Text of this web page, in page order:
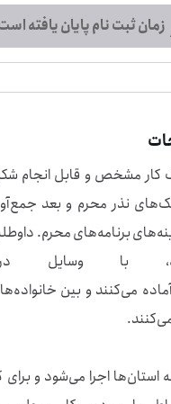
روی یک کار مشخص و قابل انجام شکل
بعد جمع‌آوری آن‌ها برای تأمین بخشی از
جمعی ساده، با وسایل در دسترس و
می‌کنند و بین خانواده‌ها، همسایه‌ها
نذر محرم سهمی داشته باشید، به
زمان ثبت نام پایان یافته
مشخص و قابل انجام
با وسایل
این فعالیت در همه